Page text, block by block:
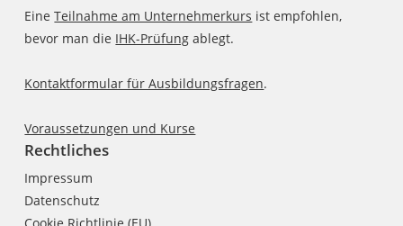
EineTeilnahme am Unternehmerkurs ist empfohlen,
bevor man die IHK-Prüfung ablegt.
Kontaktformular für Ausbildungsfragen.
Voraussetzungen und Kurse
Rechtliches
Impressum
Datenschutz